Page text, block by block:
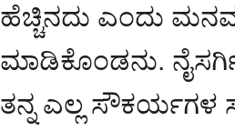
ಹೆಚ್ಚಿನದು ಎಂದು
ಮಾಡಿಕೊಂಡನು.
ತನ್ನ ಎಲ್ಲ ಸೌಕರ್ಯಗಳ